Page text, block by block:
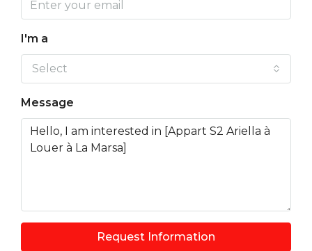
I'm a
Select
Message
Request Information